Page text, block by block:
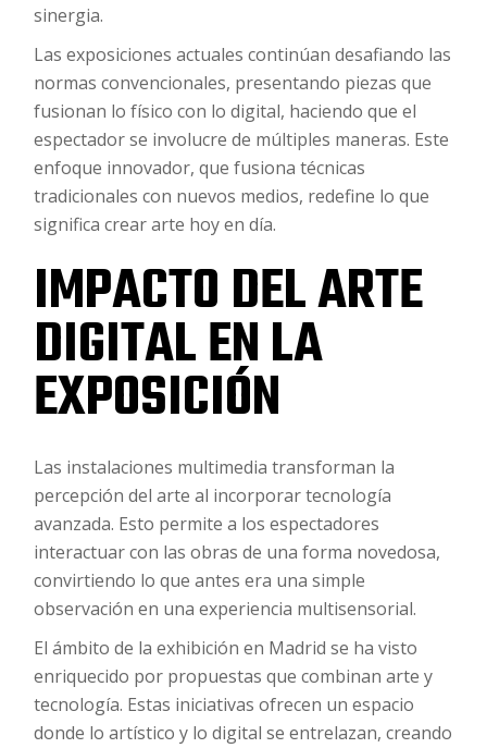
sinergia.
Las exposiciones actuales continúan desafiando las
normas convencionales, presentando piezas que
fusionan lo físico con lo digital, haciendo que el
espectador se involucre de múltiples maneras. Este
enfoque innovador, que fusiona técnicas
tradicionales con nuevos medios, redefine lo que
significa crear arte hoy en día.
IMPACTO DEL ARTE
DIGITAL EN LA
EXPOSICIÓN
Las instalaciones multimedia transforman la
percepción del arte al incorporar tecnología
avanzada. Esto permite a los espectadores
interactuar con las obras de una forma novedosa,
convirtiendo lo que antes era una simple
observación en una experiencia multisensorial.
El ámbito de la exhibición en Madrid se ha visto
enriquecido por propuestas que combinan arte y
tecnología. Estas iniciativas ofrecen un espacio
donde lo artístico y lo digital se entrelazan, creando